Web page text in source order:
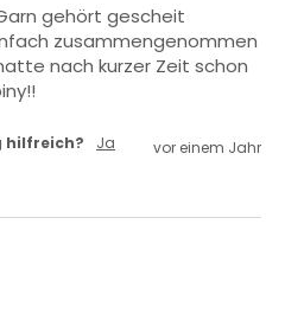
gehört gescheit
zusammengenommen
nach kurzer Zeit schon
hilfreich? Ja vor einem Jahr